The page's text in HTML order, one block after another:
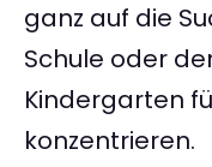
ganz auf die
Schule oder
Kindergarten
konzentrieren.